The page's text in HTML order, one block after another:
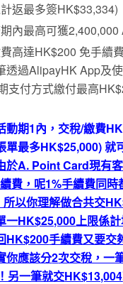
返最多簽HK$33,334)
內最高可獲2,400,000
高達HK$200 免手續
透過AlipayHK App及
支付方式繳付最高
動期1內，交稅/繳費
單最多HK$25,000)就
於A. Point Card現有
費，呢1%手續費同時
所以你理解做合共交
一HK$25,000上限係
HK$200手續費又要交
你應該分2次交稅，一
！另一筆就交HK$13,004